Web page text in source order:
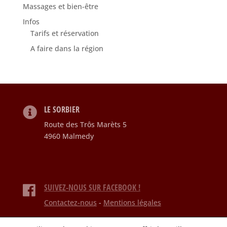
Massages et bien-être
Infos
Tarifs et réservation
A faire dans la région
LE SORBIER
Route des Trôs Marèts 5
4960 Malmedy
SUIVEZ-NOUS SUR FACEBOOK !
Contactez-nous - Mentions légales